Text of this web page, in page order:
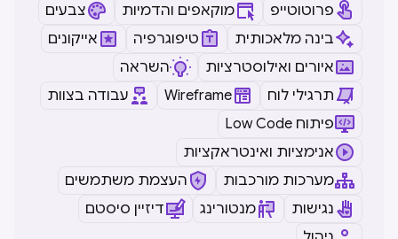
פרוטוטייפ
מוקאפים והדמיות
צבעים
בינה מלאכותית
טיפוגרפיה
אייקונים
איורים ואילוסטרציות
השראה
תרגילי לוח
Wireframe
עבודה בצוות
Low Code פיתוח
אנימציות ואינטראקציות
מערכות מורכבות
העצמת משתמשים
נגישות
מנטורינג
דיזיין סיסטם